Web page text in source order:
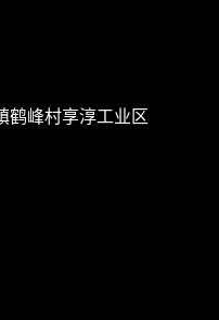
鹤峰村享淳工业区